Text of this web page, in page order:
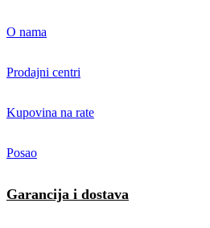
O nama
Prodajni centri
Kupovina na rate
Posao
Garancija i dostava